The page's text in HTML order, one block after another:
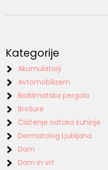
Kategorije
Akumulatorji
Avtomobilizem
Bioklimatska pergola
Brošure
Čiščenje odtoka kuhinje
Dermatolog Ljubljana
Dom
Dom in vrt